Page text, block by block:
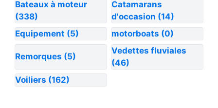
Bateaux à moteur
(338)
Catamarans
d'occasion (14)
Equipement (5) motorboats (0)
Remorques (5)
Vedettes fluviales
(46)
Voiliers (162)